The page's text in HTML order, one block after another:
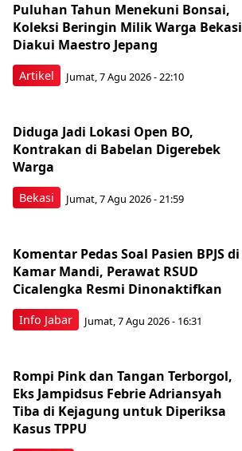
Artikel
Puluhan Tahun Menekuni Bonsai,
Koleksi Beringin Milik Warga Bekasi
Diakui Maestro Jepang
Jumat, 7 Agu 2026 - 22:10
Bekasi
Diduga Jadi Lokasi Open BO,
Kontrakan di Babelan Digerebek
Warga
Jumat, 7 Agu 2026 - 21:59
Info Jabar
Komentar Pedas Soal Pasien BPJS di
Kamar Mandi, Perawat RSUD
Cicalengka Resmi Dinonaktifkan
Jumat, 7 Agu 2026 - 16:31
Rompi Pink dan Tangan Terborgol,
Eks Jampidsus Febrie Adriansyah
Tiba di Kejagung untuk Diperiksa
Kasus TPPU